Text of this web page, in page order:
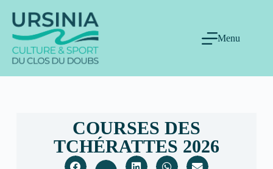
Menu
COURSES DES
TCHÉRATTES 2026